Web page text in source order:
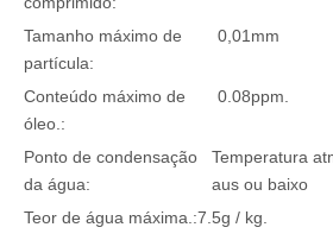
Tamanho máximo de
partícula:
0,01mm
Conteúdo máximo de
óleo.:
0.08ppm.
Ponto de condensação
da água:
Temperatura
aus ou baixo
Teor de água máxima.:7.5g / kg.